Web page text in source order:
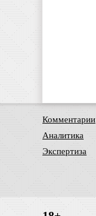
Комментарии
Аналитика
Экспертиза